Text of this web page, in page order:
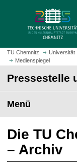
m
H
t
s
i
e
a
u
f
r
u
TU Chemnitz Universität
Medienspiegel
Pressestelle
Menü
Die TU
– Archiv